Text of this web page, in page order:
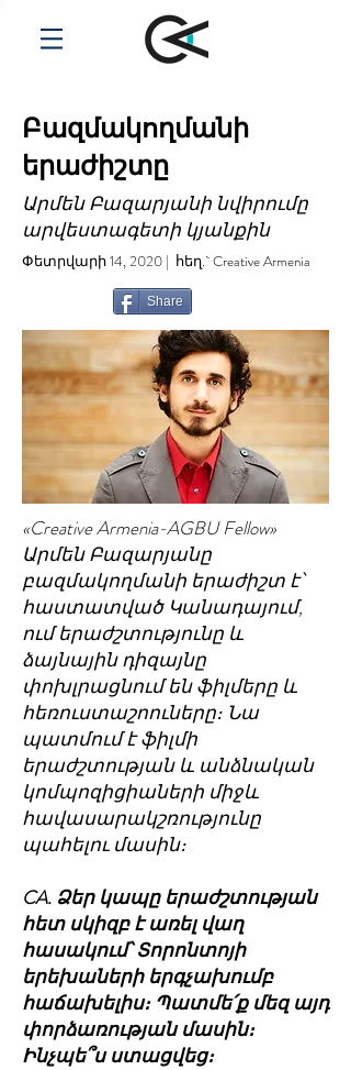
Բազմակողմանի
երաժիշտը
Արմեն Բազարյանի նվիրումը
արվեստագետի կյանքին
Փետրվարի 14, 2020 | հեղ.` Creative Armenia
Share
«Creative Armenia-AGBU Fellow»
Արմեն Բազարյանը
բազմակողմանի երաժիշտ է՝
հաստատված Կանադայում,
ում երաժշտությունը և
ձայնային դիզայնը
փոխլրացնում են ֆիլմերը և
հեռուստաշոուները։ Նա
պատմում է ֆիլմի
երաժշտության և անձնական
կոմպոզիցիաների միջև
հավասարակշռությունը
պահելու մասին։
CA. Ձեր կապը երաժշտության
հետ սկիզբ է առել վաղ
հասակում՝ Տորոնտոյի
երեխաների երգչախումբ
հաճախելիս։ Պատմե՛ք մեզ այդ
փորձառության մասին։
Ինչպե՞ս ստացվեց։